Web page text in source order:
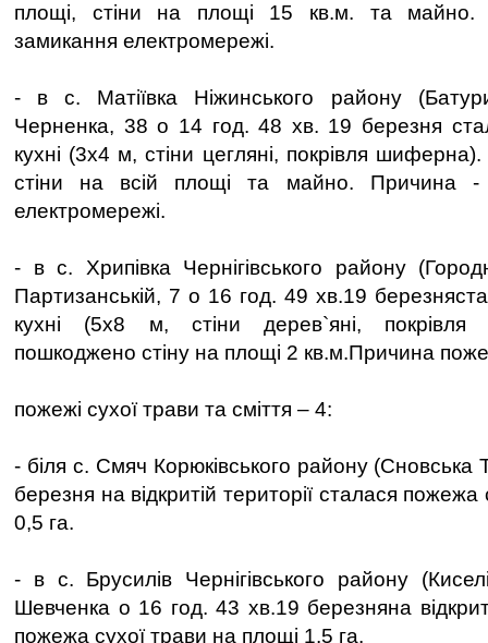
площі, стіни на площі 15 кв.м. та майно.
замикання електромережі.
- в с. Матіївка Ніжинського району
Черненка, 38 о 14 год. 48 хв. 19 березня
кухні (3х4 м, стіни цегляні, покрівля
стіни на всій площі та майно. Причина -
електромережі.
- в с. Хрипівка Чернігівського району
Партизанській, 7 о 16 год. 49 хв.19
кухні (5х8 м, стіни дерев`яні,
пошкоджено стіну на площі 2 кв.м.Причина
пожежі сухої трави та сміття – 4:
- біля с. Смяч Корюківського району (Сновська
березня на відкритій території сталася
0,5 га.
- в с. Брусилів Чернігівського району
Шевченка о 16 год. 43 хв.19 березняна
пожежа сухої трави на площі 1,5 га.